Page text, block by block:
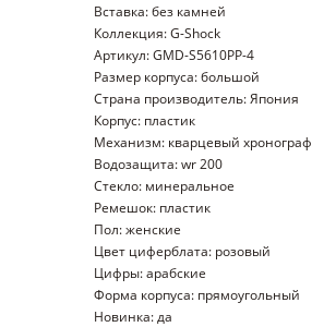
Вставка: без камней
Коллекция: G-Shock
Артикул: GMD-S5610PP-4
Размер корпуса: большой
Страна производитель: Япония
Корпус: пластик
Механизм: кварцевый хронограф
Водозащита: wr 200
Стекло: минеральное
Ремешок: пластик
Пол: женские
Цвет циферблата: розовый
Цифры: арабские
Форма корпуса: прямоугольный
Новинка: да